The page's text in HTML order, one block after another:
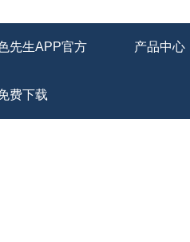
先生APP官方
费下载
产品中心